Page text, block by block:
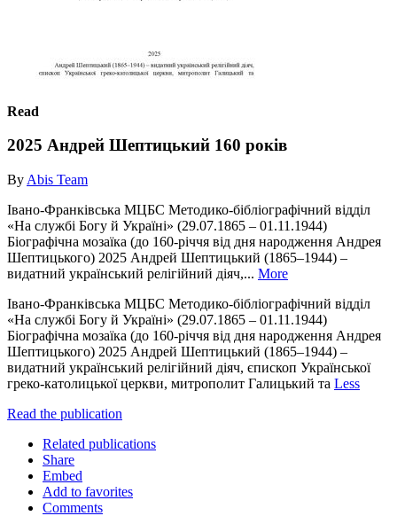
Read
2025 Андрей Шептицький 160 років
By Abis Team
Івано-Франківська МЦБС Методико-бібліографічний відділ
«На службі Богу й Україні» (29.07.1865 – 01.11.1944)
Біографічна мозаїка (до 160-річчя від дня народження Андрея
Шептицького) 2025 Андрей Шептицький (1865–1944) –
видатний український релігійний діяч,... More
Івано-Франківська МЦБС Методико-бібліографічний відділ
«На службі Богу й Україні» (29.07.1865 – 01.11.1944)
Біографічна мозаїка (до 160-річчя від дня народження Андрея
Шептицького) 2025 Андрей Шептицький (1865–1944) –
видатний український релігійний діяч, єпископ Української
греко-католицької церкви, митрополит Галицький та Less
Read the publication
Related publications
Share
Embed
Add to favorites
Comments